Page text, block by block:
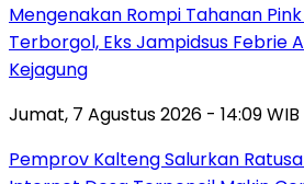
Mengenakan Rompi Tahanan
Terborgol, Eks Jampidsus Febrie
Kejagung
Jumat, 7 Agustus 2026 - 14:09 WIB
Pemprov Kalteng Salurkan